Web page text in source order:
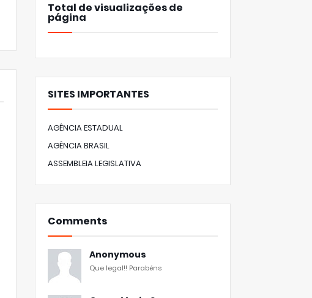
Total de visualizações de
página
SITES IMPORTANTES
AGÊNCIA ESTADUAL
AGÊNCIA BRASIL
ASSEMBLEIA LEGISLATIVA
Comments
Anonymous
Que legal!! Parabéns